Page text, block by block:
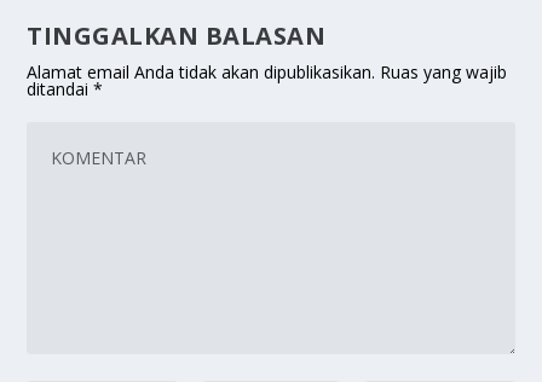
TINGGALKAN BALASAN
Alamat email Anda tidak akan dipublikasikan. Ruas yang wajib
ditandai*